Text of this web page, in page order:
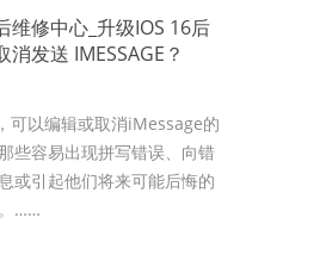
维修中心_升级IOS 16后
发送 IMESSAGE？
可以编辑或取消iMessage的
些容易出现拼写错误、向错
或引起他们将来可能后悔的
……